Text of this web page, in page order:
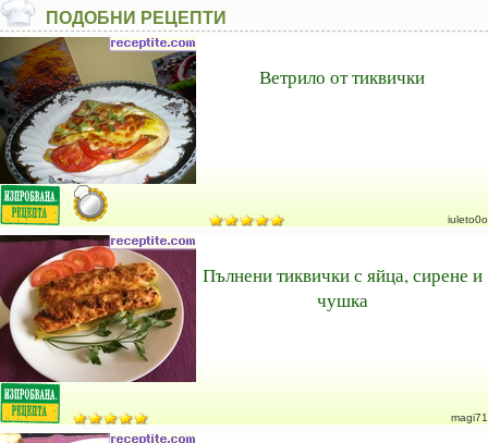
ПОДОБНИ РЕЦЕПТИ
Ветрило от тиквички
iuleto0o
Пълнени тиквички с яйца, сирене и
чушка
magi71